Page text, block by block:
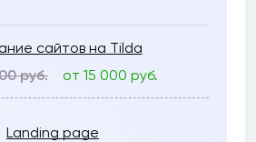
сайтов на Tilda
руб.
от 15 000 руб.
Landing page